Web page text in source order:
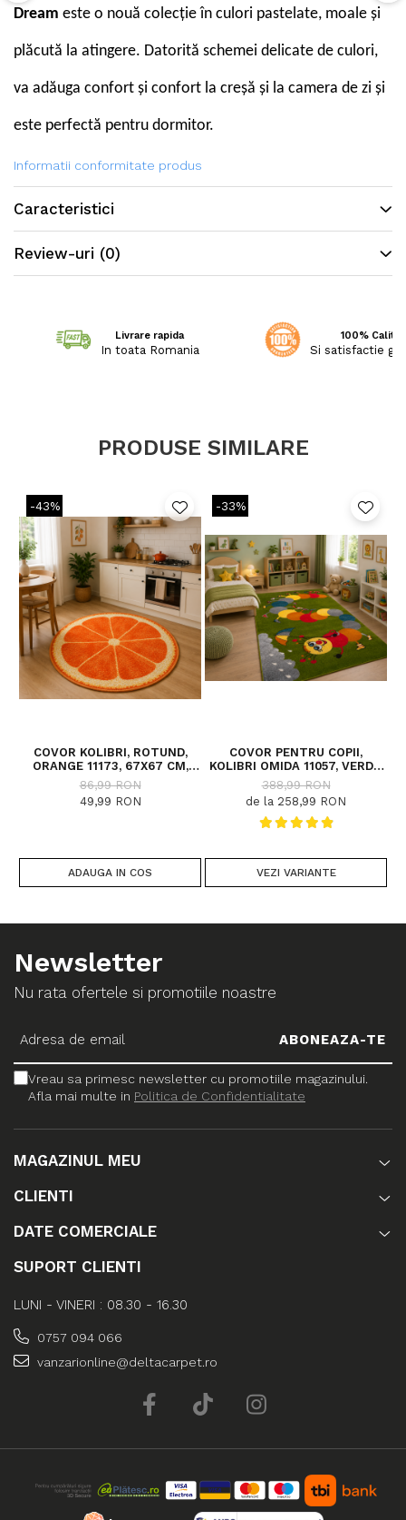
Dream este o nouă colecție în culori pastelate, moale și
plăcută la atingere. Datorită schemei delicate de culori,
va adăuga confort și confort la creșă și la camera de zi și
este perfectă pentru dormitor.
Informatii conformitate produs
Caracteristici
Review-uri (0)
Livrare rapida
In toata Romania
100%
Si satisfactie
PRODUSE SIMILARE
-43%
COVOR KOLIBRI, ROTUND,
ORANGE 11173, 67X67 CM,
2300 GR/MP
86,99 RON
49,99 RON
ADAUGA IN COS
-33%
COVOR PENTRU COPII,
KOLIBRI OMIDA 11057, VERDE,
DIVERSE DIMENSIUNI, 2200
GR/MP
388,99 RON
de la 258,99 RON
VEZI VARIANTE
Newsletter
Nu rata ofertele si promotiile noastre
Vreau sa primesc newsletter cu promotiile magazinului.
Afla mai multe in Politica de Confidentialitate
MAGAZINUL MEU
CLIENTI
DATE COMERCIALE
SUPORT CLIENTI
LUNI - VINERI : 08.30 - 16.30
0757 094 066
vanzarionline@deltacarpet.ro